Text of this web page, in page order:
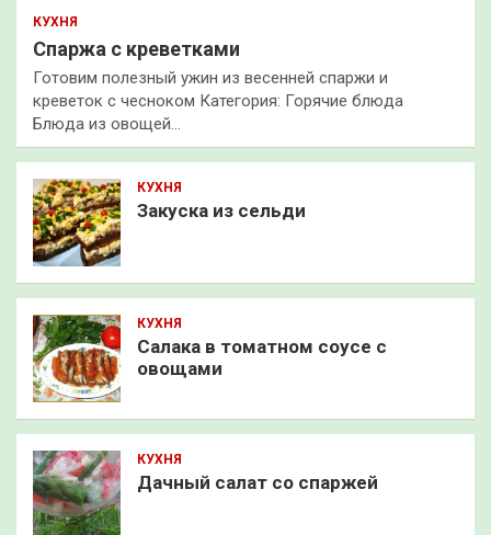
КУХНЯ
Спаржа с креветками
Готовим полезный ужин из весенней спаржи и
креветок с чесноком Категория: Горячие блюда
Блюда из овощей…
КУХНЯ
Закуска из сельди
КУХНЯ
Салака в томатном соусе с
овощами
КУХНЯ
Дачный салат со спаржей